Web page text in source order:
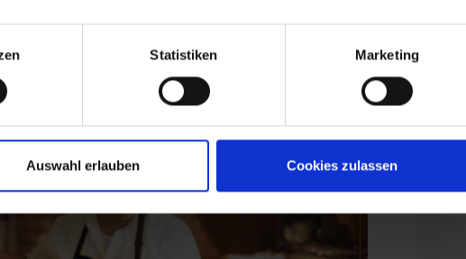
Statistiken Marketing
Auswahl erlauben Cookies zulassen